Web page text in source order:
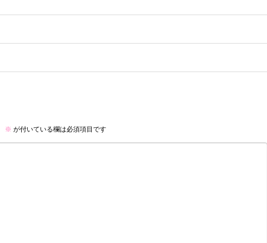
※ が付いている欄は必須項目です